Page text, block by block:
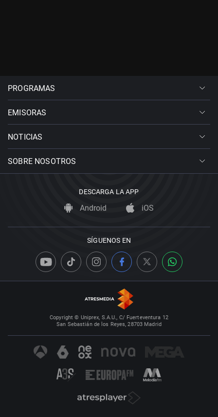
PROGRAMAS
EMISORAS
NOTICIAS
SOBRE NOSOTROS
DESCARGA LA APP
Android iOS
SÍGUENOS EN
Copyright © Uniprex, S.A.U., C/ Fuerteventura 12
San Sebastián de los Reyes, 28703 Madrid